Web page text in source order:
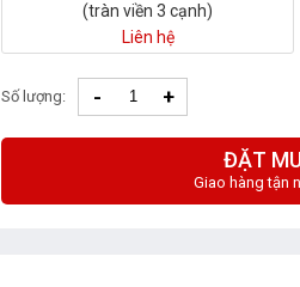
(tràn viền 3 cạnh)
Liên hệ
Số lượng: - +
ĐẶT
Giao hàng tận